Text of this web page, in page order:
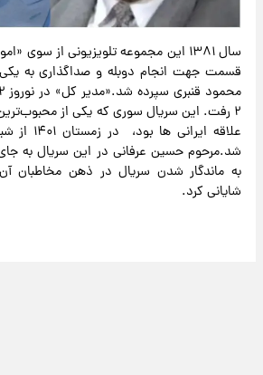
قسمت جهت انجام دوبله و صداگذاری به یکی
۲ رفت. این سریال سوری که یکی از
علاقه
شد.مرحوم حسین عرفانی در این سریال به
به ماندگار شدن سریال در ذهن مخاطبان
شایانی کرد.